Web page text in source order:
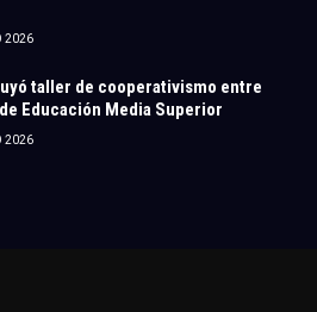
2026
taller de cooperativismo entre
Educación Media Superior
2026